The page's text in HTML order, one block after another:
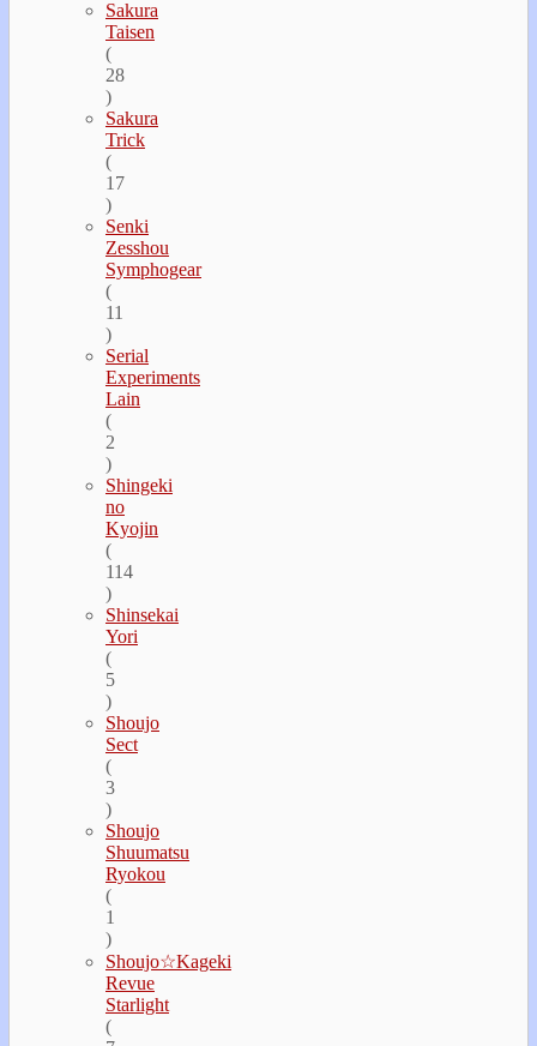
Sakura
Taisen
(
28
)
Sakura
Trick
(
17
)
Senki
Zesshou
Symphogear
(
11
)
Serial
Experiments
Lain
(
2
)
Shingeki
no
Kyojin
(
114
)
Shinsekai
Yori
(
5
)
Shoujo
Sect
(
3
)
Shoujo
Shuumatsu
Ryokou
(
1
)
Shoujo☆Kageki
Revue
Starlight
(